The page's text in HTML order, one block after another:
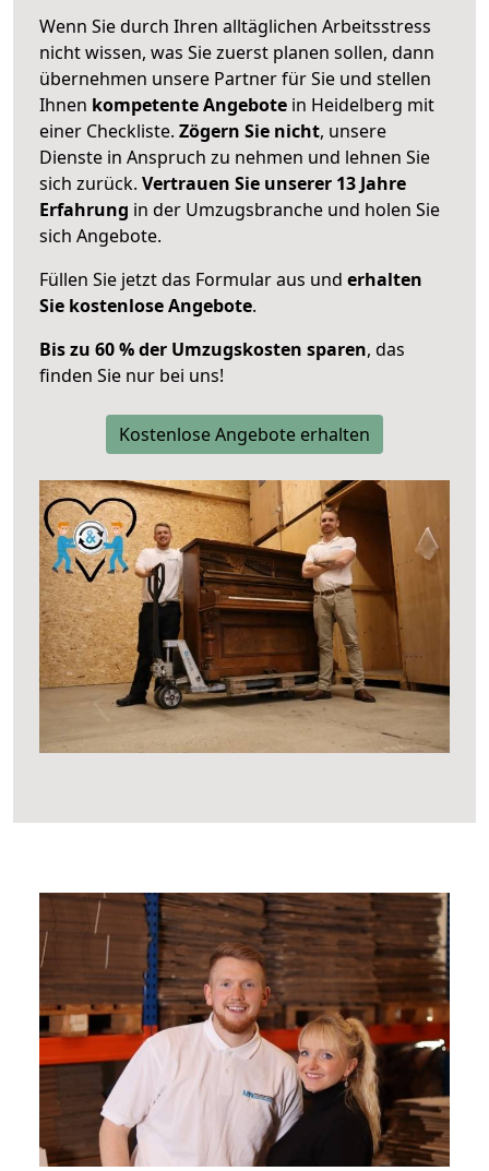
Wenn Sie durch Ihren alltäglichen Arbeitsstress
nicht wissen, was Sie zuerst planen sollen, dann
übernehmen unsere Partner für Sie und stellen
Ihnen kompetente Angebote in Heidelberg mit
einer Checkliste. Zögern Sie nicht, unsere
Dienste in Anspruch zu nehmen und lehnen Sie
sich zurück. Vertrauen Sie unserer 13 Jahre
Erfahrung in der Umzugsbranche und holen Sie
sich Angebote.
Füllen Sie jetzt das Formular aus und erhalten
Sie kostenlose Angebote.
Bis zu 60 % der Umzugskosten sparen, das
finden Sie nur bei uns!
Kostenlose Angebote erhalten